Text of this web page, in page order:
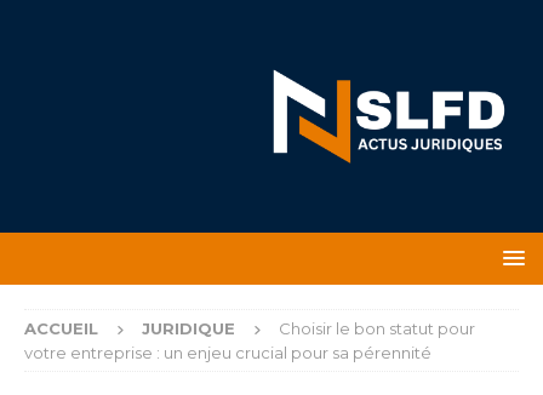
ACCUEIL JURIDIQUE
Choisir le bon statut pour
votre entreprise : un enjeu crucial pour sa pérennité